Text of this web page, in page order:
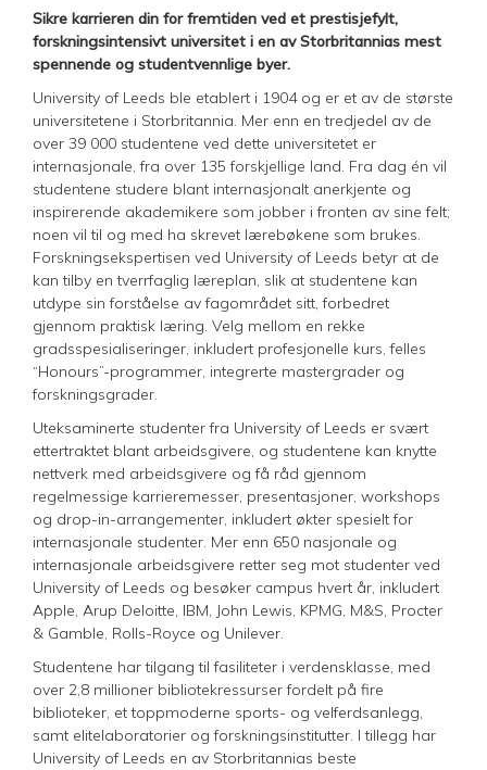
Sikre karrieren din for fremtiden ved et prestisjefylt,
forskningsintensivt universitet i en av Storbritannias mest
spennende og studentvennlige byer.
University of Leeds ble etablert i 1904 og er et av de største
universitetene i Storbritannia. Mer enn en tredjedel av de
over 39 000 studentene ved dette universitetet er
internasjonale, fra over 135 forskjellige land. Fra dag én vil
studentene studere blant internasjonalt anerkjente og
inspirerende akademikere som jobber i fronten av sine felt;
noen vil til og med ha skrevet lærebøkene som brukes.
Forskningsekspertisen ved University of Leeds betyr at de
kan tilby en tverrfaglig læreplan, slik at studentene kan
utdype sin forståelse av fagområdet sitt, forbedret
gjennom praktisk læring. Velg mellom en rekke
gradsspesialiseringer, inkludert profesjonelle kurs, felles
“Honours”-programmer, integrerte mastergrader og
forskningsgrader.
Uteksaminerte studenter fra University of Leeds er svært
ettertraktet blant arbeidsgivere, og studentene kan knytte
nettverk med arbeidsgivere og få råd gjennom
regelmessige karrieremesser, presentasjoner, workshops
og drop-in-arrangementer, inkludert økter spesielt for
internasjonale studenter. Mer enn 650 nasjonale og
internasjonale arbeidsgivere retter seg mot studenter ved
University of Leeds og besøker campus hvert år, inkludert
Apple, Arup Deloitte, IBM, John Lewis, KPMG, M&S, Procter
& Gamble, Rolls-Royce og Unilever.
Studentene har tilgang til fasiliteter i verdensklasse, med
over 2,8 millioner bibliotekressurser fordelt på fire
biblioteker, et toppmoderne sports- og velferdsanlegg,
samt elitelaboratorier og forskningsinstitutter. I tillegg har
University of Leeds en av Storbritannias beste